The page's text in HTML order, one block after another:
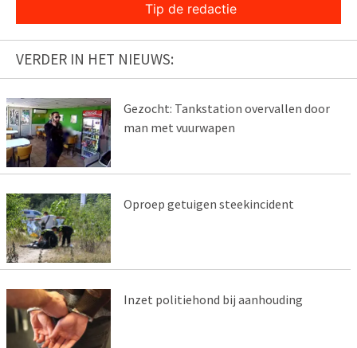
Tip de redactie
VERDER IN HET NIEUWS:
Gezocht: Tankstation overvallen door
man met vuurwapen
Oproep getuigen steekincident
Inzet politiehond bij aanhouding